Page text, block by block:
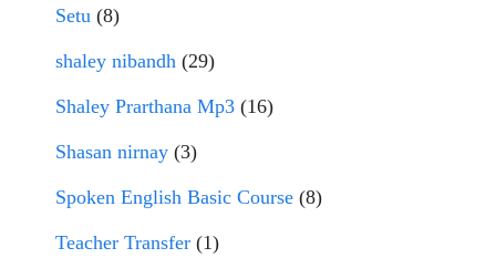
Setu (8)
shaley nibandh (29)
Shaley Prarthana Mp3 (16)
Shasan nirnay (3)
Spoken English Basic Course (8)
Teacher Transfer (1)